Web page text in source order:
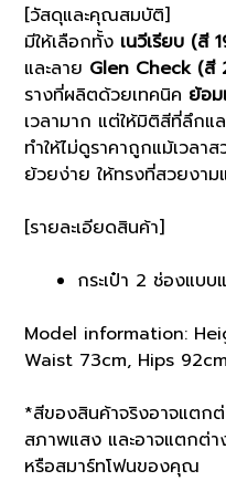
[วัสดุและคุณสมบัติ]
มีให้เลือกทั้ง เนวีเรียบ (สี
และลาย Glen Check (สี
รางที่ผลิตด้วยเทคนิค ย้อ
เวลามาก แต่ให้มิติสีที่ลึก
ทำให้ไม่ดูราคาถูกแม้เวลา
ย้วยง่าย ให้ทรงที่สวยงาม
[รายละเอียดสินค้า]
กระเป๋า 2 ช่องแบบ
Model information:
Waist 73cm, Hips
*สีของสินค้าจริงอาจแตก
สภาพแสง และอาจแตกต่
หรือสมาร์ทโฟนของคุณ